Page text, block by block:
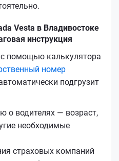
Vesta в Владивостоке
инструкция
с помощью калькулятора
номер
подгрузит
о водителях — возраст,
необходимые
страховых компаний